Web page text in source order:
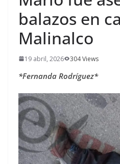
balazos en
Malinalco
19 abril, 2026 304 Views
*Fernanda Rodríguez*